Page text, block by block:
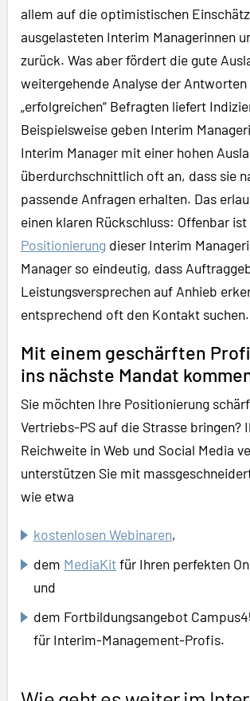
allem auf die optimistischen
ausgelasteten Interim Managerinnen
zurück. Was aber fördert die gute
weitergehende Analyse der
„erfolgreichen“ Befragten liefert
Beispielsweise geben Interim
Interim Manager mit einer hohen
überdurchschnittlich oft an, dass sie
passende Anfragen erhalten. Das
einen klaren Rückschluss: Offenbar
Positionierung dieser Interim
Manager so eindeutig, dass
Leistungsversprechen auf Anhieb
entsprechend oft den Kontakt suchen.
Mit einem geschärften
ins nächste Mandat
Sie möchten Ihre Positionierung
Vertriebs-PS auf die Strasse bringen?
Reichweite in Web und Social Media
unterstützen Sie mit
wie etwa
kostenlosen Webinaren,
dem MediaKitfür Ihren perfekten
und
dem Fortbildungsangebot
für Interim-Management-Profis.